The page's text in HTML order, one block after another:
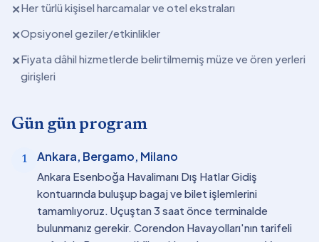
✕Her türlü kişisel harcamalar ve otel ekstraları
✕Opsiyonel geziler/etkinlikler
✕Fiyata dâhil hizmetlerde belirtilmemiş müze ve ören yerleri
girişleri
Gün gün program
1 Ankara, Bergamo, Milano
Ankara Esenboğa Havalimanı Dış Hatlar Gidiş
kontuarında buluşup bagaj ve bilet işlemlerini
tamamlıyoruz. Uçuştan 3 saat önce terminalde
bulunmanız gerekir. Corendon Havayolları'nın tarifeli